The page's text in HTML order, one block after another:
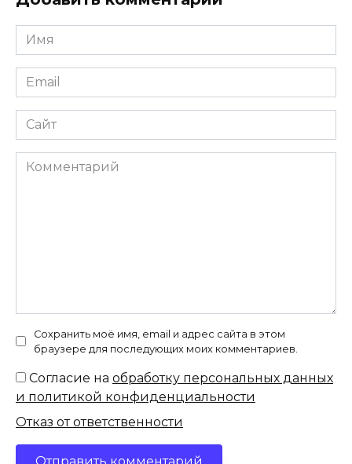
Имя
*
Email
*
Сайт
Комментарий
Сохранить моё имя, email и адрес сайта в этом
браузере для последующих моих комментариев.
Согласие на обработку персональных данных
и политикой конфиденциальности
Отказ от ответственности